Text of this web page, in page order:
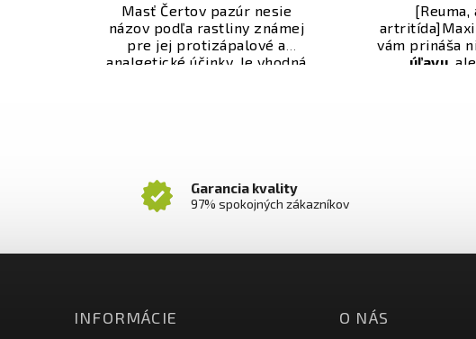
Masť Čertov pazúr nesie
názov podľa rastliny známej
pre jej protizápalové a
analgetické účinky. Je vhodná
[Reuma,
artritída]
vám prináša
úľavu ,
Garancia kvality
97% spokojných zákazníkov
INFORMÁCIE O NÁS